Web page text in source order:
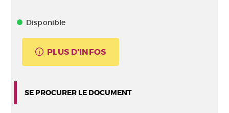
Disponible
PLUS D'INFOS
SE PROCURER LE DOCUMENT